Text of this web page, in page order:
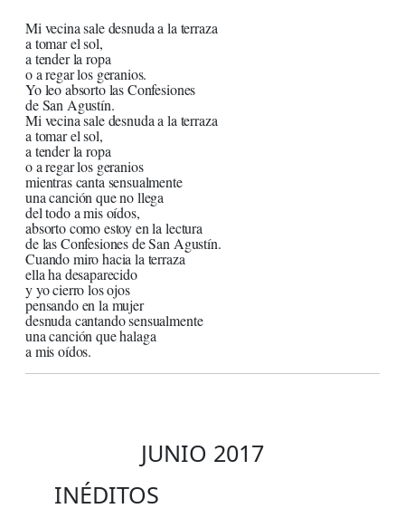
Mi vecina sale desnuda a la terraza
a tomar el sol,
a tender la ropa
o a regar los geranios.
Yo leo absorto las Confesiones
de San Agustín.
Mi vecina sale desnuda a la terraza
a tomar el sol,
a tender la ropa
o a regar los geranios
mientras canta sensualmente
una canción que no llega
del todo a mis oídos,
absorto como estoy en la lectura
de las Confesiones de San Agustín.
Cuando miro hacia la terraza
ella ha desaparecido
y yo cierro los ojos
pensando en la mujer
desnuda cantando sensualmente
una canción que halaga
a mis oídos.
JUNIO 2017
INÉDITOS